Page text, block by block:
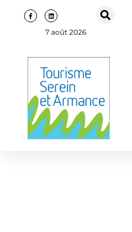
7 août 2026